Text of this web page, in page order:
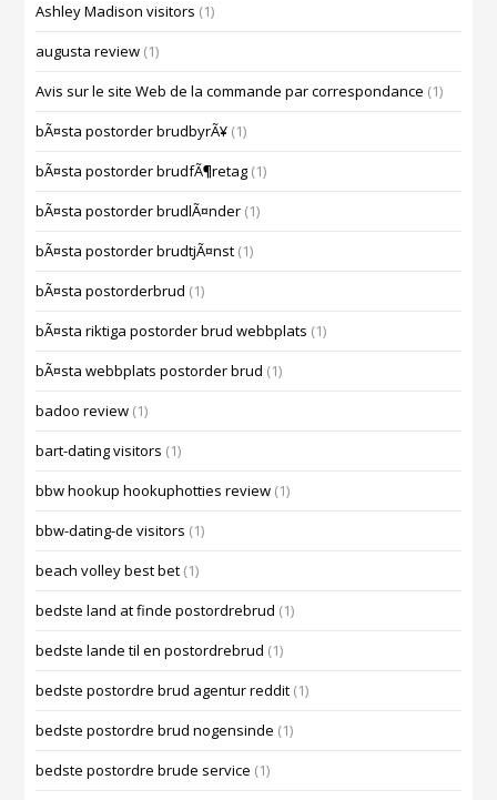
Ashley Madison visitors (1)
augusta review (1)
Avis sur le site Web de la commande par correspondance (1)
bÃ¤sta postorder brudbyrÃ¥ (1)
bÃ¤sta postorder brudfÃ¶retag (1)
bÃ¤sta postorder brudlÃ¤nder (1)
bÃ¤sta postorder brudtjÃ¤nst (1)
bÃ¤sta postorderbrud (1)
bÃ¤sta riktiga postorder brud webbplats (1)
bÃ¤sta webbplats postorder brud (1)
badoo review (1)
bart-dating visitors (1)
bbw hookup hookuphotties review (1)
bbw-dating-de visitors (1)
beach volley best bet (1)
bedste land at finde postordrebrud (1)
bedste lande til en postordrebrud (1)
bedste postordre brud agentur reddit (1)
bedste postordre brud nogensinde (1)
bedste postordre brude service (1)